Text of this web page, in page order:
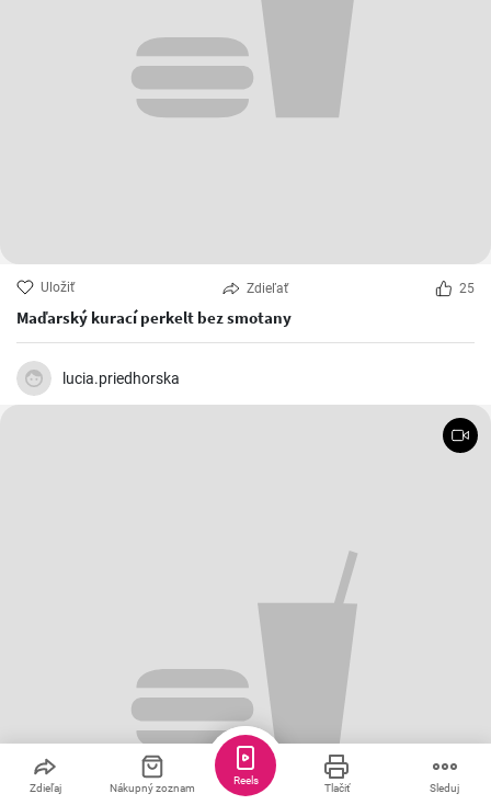
Uložiť Zdieľať 25
Maďarský kurací perkelt bez smotany
lucia.priedhorska
Zdieľaj Nákupný zoznam Tlačiť Sleduj
Reels